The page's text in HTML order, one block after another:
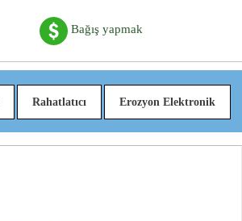
Bağış yapmak
Rahatlatıcı Erozyon Elektronik